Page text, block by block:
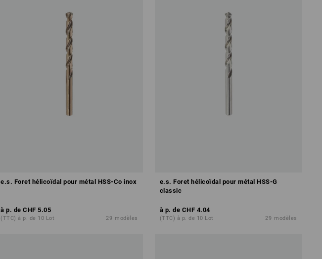
e.s. Foret hélicoïdal pour métal HSS-Co inox
à p. de CHF 5.05
(TTC) à p. de 10 Lot 29 modèles
e.s. Foret hélicoïdal pour métal HSS-G
classic
à p. de CHF 4.04
(TTC) à p. de 10 Lot 29 modèles